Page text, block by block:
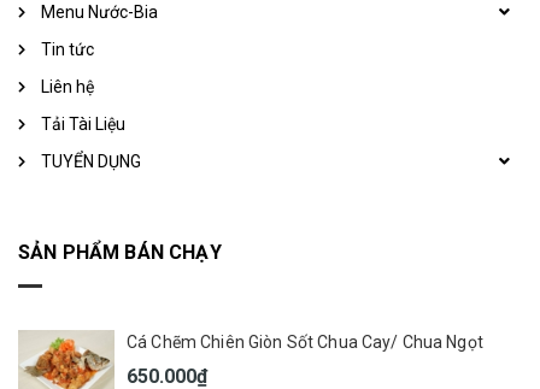
Menu Nước-Bia
Tin tức
Liên hệ
Tải Tài Liệu
TUYỂN DỤNG
SẢN PHẨM BÁN CHẠY
Cá Chẽm Chiên Giòn Sốt Chua Cay/ Chua Ngọt
650.000₫